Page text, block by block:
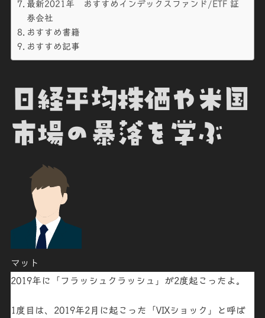
最新2021年 おすすめインデックスファンド/ETF 証
券会社
おすすめ書籍
おすすめ記事
日経平均株価や米国
市場の暴落を学ぶ
マット
2019年に「 フラッシュクラッシュ 」が2度起こったよ。
1度目 は、2019年2月に起こった「 VIXショック 」と呼ば